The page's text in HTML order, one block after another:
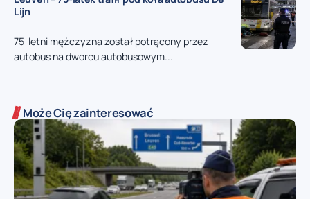
Lijn
75-letni mężczyzna został potrącony przez
autobus na dworcu autobusowym...
Może Cię zainteresować